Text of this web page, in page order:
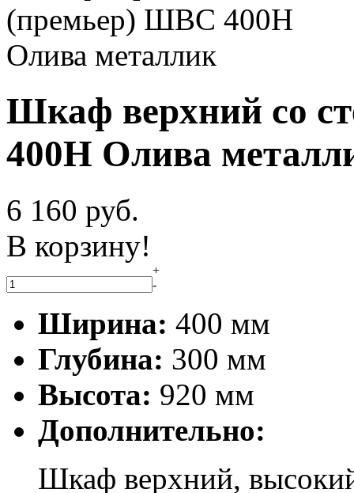
Шкаф верхний со
400Н Олива
6 160 руб.
В корзину!
+
-
Ширина: 400 мм
Глубина: 300 мм
Высота: 920 мм
Дополнительно:
Шкаф верхний,